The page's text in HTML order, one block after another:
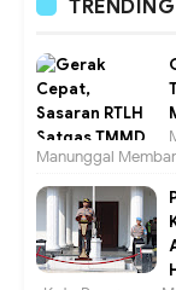
TRENDING
Manunggal